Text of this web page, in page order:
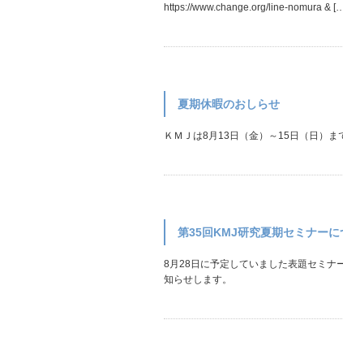
https://www.change.org/line-nomura &
夏期休暇のおしらせ
ＫＭＪは8月13日（金）～15日（日）ま
第35回KMJ研究夏期セミナーに
8月28日に予定していました表題セミナ
知らせします。